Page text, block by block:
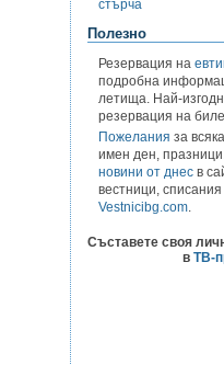
стърча
Полезно
Резервация на
подробна
летища. Най-
резервация на
Пожелания за
имен ден,
новини от днес в
вестници,
Vestnicibg.com.
Съставете своя
в ТВ-